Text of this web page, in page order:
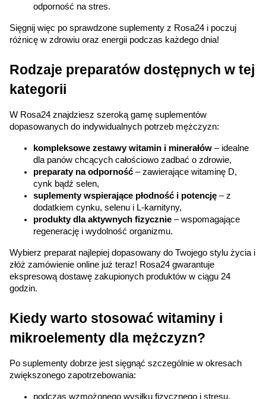
Korzystamy z plików cookies w celu
odporność na stres.
Sięgnij więc po sprawdzone suplementy z Rosa24 i poczuj
różnicę w zdrowiu oraz energii podczas każdego dnia!
Rodzaje preparatów dostępnych w tej
kategorii
W Rosa24 znajdziesz szeroką gamę suplementów
dopasowanych do indywidualnych potrzeb mężczyzn:
kompleksowe zestawy witamin i minerałów – idealne
dla panów chcących całościowo zadbać o zdrowie,
preparaty na odporność – zawierające witaminę D,
cynk bądź selen,
suplementy wspierające płodność i potencję – z
dodatkiem cynku, selenu i L-karnityny,
produkty dla aktywnych fizycznie – wspomagające
regenerację i wydolność organizmu.
Wybierz preparat najlepiej dopasowany do Twojego stylu życia i
złóż zamówienie online już teraz! Rosa24 gwarantuje
ekspresową dostawę zakupionych produktów w ciągu 24
godzin.
Kiedy warto stosować witaminy i
mikroelementy dla mężczyzn?
Po suplementy dobrze jest sięgnąć szczególnie w okresach
zwiększonego zapotrzebowania:
podczas wzmożonego wysiłku fizycznego i stresu,